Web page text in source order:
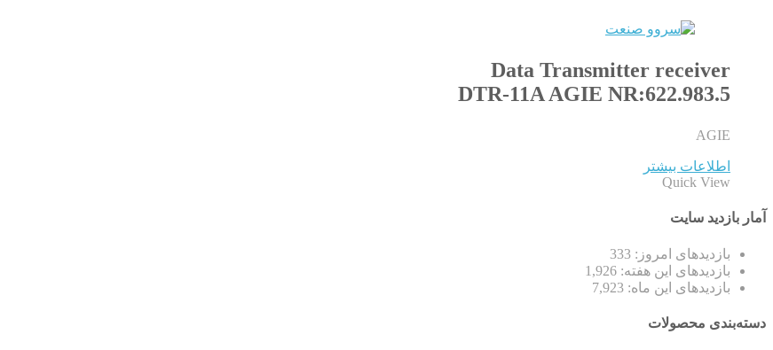
Data Transmitter receiver
DTR-11A AGIE NR:622.983.5
AGIE
اطلاعات بیشتر
Quick View
آمار بازدید سایت
بازدیدهای امروز: 333
بازدیدهای این هفته: 1,926
بازدیدهای این ماه: 7,923
دسته‌بندی محصولات